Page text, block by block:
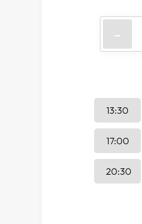
-
13:30
17:00
20:30